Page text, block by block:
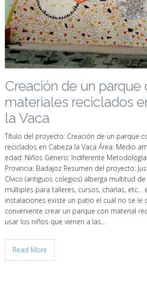
Creación de un parque
materiales reciclados
la Vaca
Título del proyecto: Creación de un parque
reciclados en Cabeza la Vaca Área: Medio
edad: Niños Género: Indiferente
Provincia: Badajoz Resumen del proyecto:
Cívico (antiguos colegios) alberga multitud
múltiples para talleres, cursos, charlas, etc…
instalaciones existe un patio el cuál no se le
conveniente crear un parque con material
usar los niños que vienen a las…
Read More